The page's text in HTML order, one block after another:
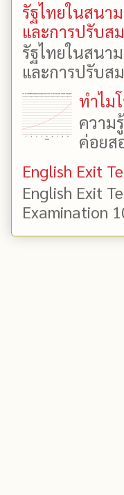
รัฐไทยในสนา
และการปรับส
รัฐไทยในสนา
และการปรับส
ทำไม
ความ
ค่อยส
English Exit
English Exit
Examination